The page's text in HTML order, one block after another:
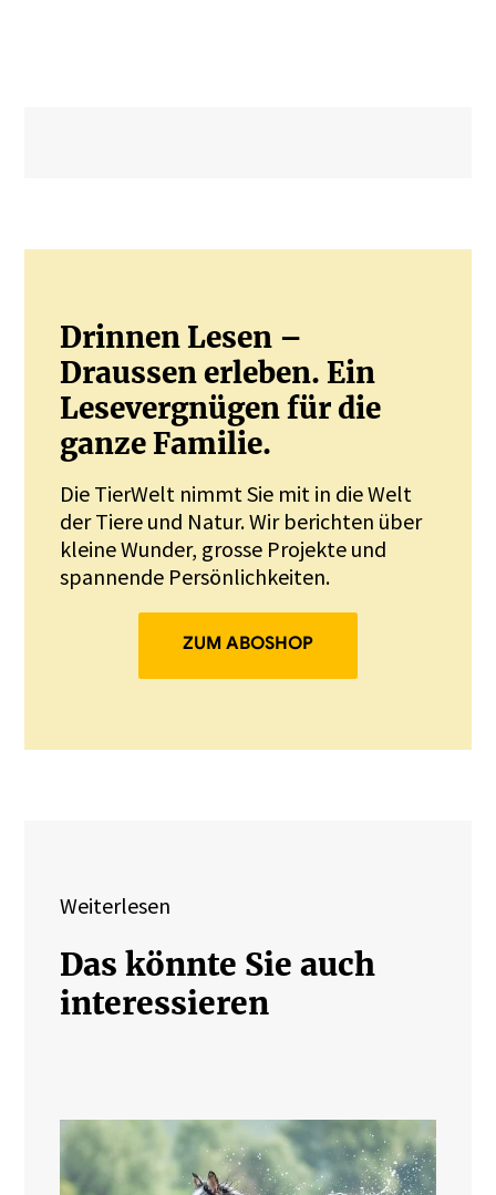
Drinnen Lesen –
Draussen erleben. Ein
Lesevergnügen für die
ganze Familie.
Die TierWelt nimmt Sie mit in die Welt
der Tiere und Natur. Wir berichten über
kleine Wunder, grosse Projekte und
spannende Persönlichkeiten.
ZUM ABOSHOP
Weiterlesen
Das könnte Sie auch
interessieren